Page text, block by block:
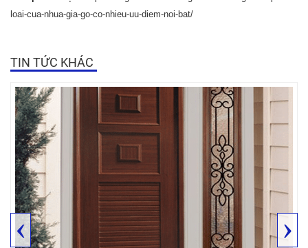
loai-cua-nhua-gia-go-co-nhieu-uu-diem-noi-bat/
TIN TỨC KHÁC
‹ ›